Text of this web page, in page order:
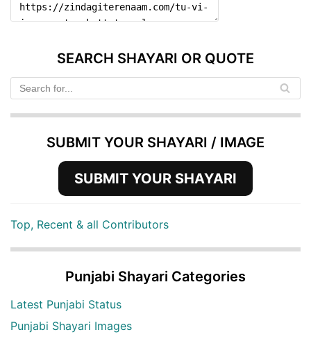
SEARCH SHAYARI OR QUOTE
SUBMIT YOUR SHAYARI / IMAGE
SUBMIT YOUR SHAYARI
Top, Recent & all Contributors
Punjabi Shayari Categories
Latest Punjabi Status
Punjabi Shayari Images